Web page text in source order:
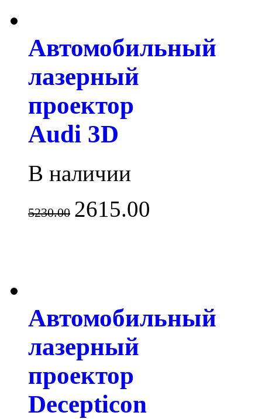
Автомобильный
лазерный
проектор
Audi 3D
В наличии
5230.00 2615.00
Автомобильный
лазерный
проектор
Decepticon